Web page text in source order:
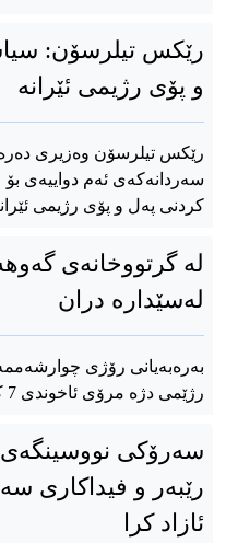
رێکس تیلرسۆن:
و پۆی رژیمی ئێرانە
رێکس تیلرسۆن وەزیری
سەردانەکەی ئەم دواییەی
کردنی پەل و پۆی رژیمی
لەسێدارە دران
رژێمی دژە مرۆی ئاخوندی 7 کەسی بە کۆمەڵ لەسێدارەدا.
سەرۆکی نووسینگەی
رێبەر و فیداکاری
ئازاد کرا